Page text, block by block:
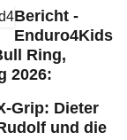
Bericht -
Enduro4Kids
Ring,
2026:
Grip: Dieter
und die